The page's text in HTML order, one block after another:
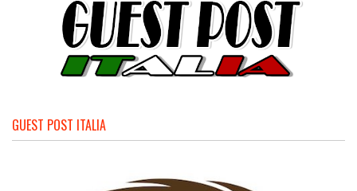
GUEST POST ITALIA